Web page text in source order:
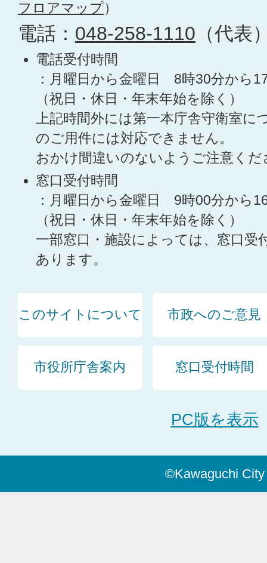
フロアマップ）
電話： 048-258-1110 （代表
電話受付時間
：月曜日から金曜日 8時30分から
（祝日・休日・年末年始を除く）
上記時間外には第一本庁舎守衛室に
のご用件には対応できません。
おかけ間違いのないようご注意くだ
窓口受付時間
：月曜日から金曜日 9時00分から
（祝日・休日・年末年始を除く）
一部窓口・施設によっては、窓口受
あります。
このサイトについて 市政へのご意見
市役所庁舎案内 窓口受付時間
PC版を表示
©Kawaguchi City